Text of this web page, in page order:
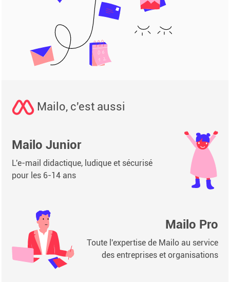
Mailo, c'est aussi
Mailo Junior
L'e-mail didactique, ludique et sécurisé
pour les 6-14 ans
Mailo Pro
Toute l'expertise de Mailo au service
des entreprises et organisations